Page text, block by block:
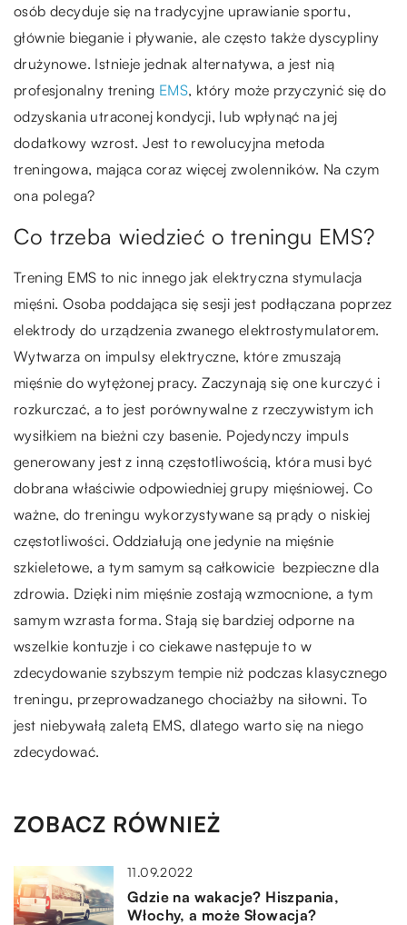
osób decyduje się na tradycyjne uprawianie sportu,
głównie bieganie i pływanie, ale często także dyscypliny
drużynowe. Istnieje jednak alternatywa, a jest nią
profesjonalny trening EMS, który może przyczynić się do
odzyskania utraconej kondycji, lub wpłynąć na jej
dodatkowy wzrost. Jest to rewolucyjna metoda
treningowa, mająca coraz więcej zwolenników. Na czym
ona polega?
Co trzeba wiedzieć o treningu EMS?
Trening EMS to nic innego jak elektryczna stymulacja
mięśni. Osoba poddająca się sesji jest podłączana poprzez
elektrody do urządzenia zwanego elektrostymulatorem.
Wytwarza on impulsy elektryczne, które zmuszają
mięśnie do wytężonej pracy. Zaczynają się one kurczyć i
rozkurczać, a to jest porównywalne z rzeczywistym ich
wysiłkiem na bieżni czy basenie. Pojedynczy impuls
generowany jest z inną częstotliwością, która musi być
dobrana właściwie odpowiedniej grupy mięśniowej. Co
ważne, do treningu wykorzystywane są prądy o niskiej
częstotliwości. Oddziałują one jedynie na mięśnie
szkieletowe, a tym samym są całkowicie bezpieczne dla
zdrowia. Dzięki nim mięśnie zostają wzmocnione, a tym
samym wzrasta forma. Stają się bardziej odporne na
wszelkie kontuzje i co ciekawe następuje to w
zdecydowanie szybszym tempie niż podczas klasycznego
treningu, przeprowadzanego chociażby na siłowni. To
jest niebywałą zaletą EMS, dlatego warto się na niego
zdecydować.
ZOBACZ RÓWNIEŻ
11.09.2022
Gdzie na wakacje? Hiszpania,
Włochy, a może Słowacja?